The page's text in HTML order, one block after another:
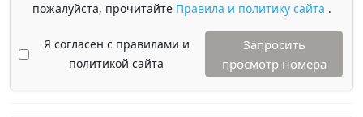
пожалуйста, прочитайте Правила и политику сайта .
Я согласен с правилами и
политикой сайта
Запросить
просмотр номера